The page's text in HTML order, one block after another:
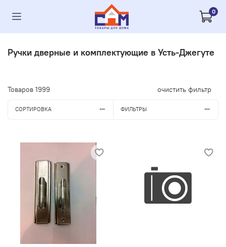
0
Ручки дверные и комплектующие в Усть-Джегуте
Товаров 1999 очистить фильтр
СОРТИРОВКА ФИЛЬТРЫ